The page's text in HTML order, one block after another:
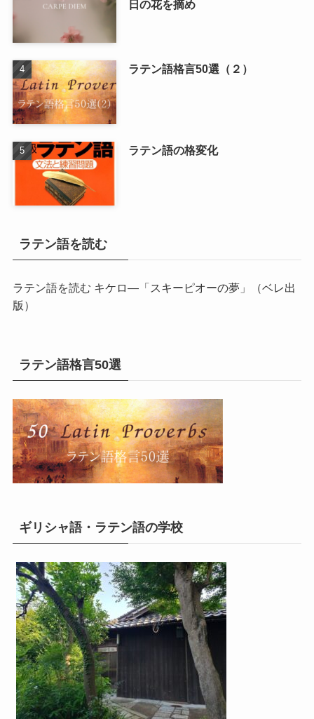
日の花を摘め
ラテン語格言50選（２）
ラテン語の格変化
ラテン語を読む
ラテン語を読む キケロ―「スキーピオーの夢」
（ベレ出
版）
ラテン語格言50選
ギリシャ語・ラテン語の学校